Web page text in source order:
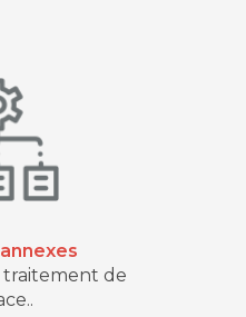
traitement de